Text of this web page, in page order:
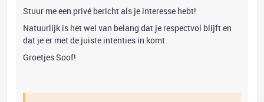
Stuur me een privé bericht als je interesse hebt!
Natuurlijk is het wel van belang dat je respectvol blijft en
dat je er met de juiste intenties in komt.
Groetjes Soof!